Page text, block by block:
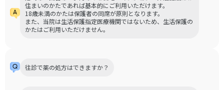
住まいのかたであれば基本的にご利用いただけます。
18歳未満のかたは保護者の同席が原則となります。
また、当院は生活保護指定医療機関ではないため、生活保護の
かたはご利用いただけません。
往診で薬の処方はできますか？